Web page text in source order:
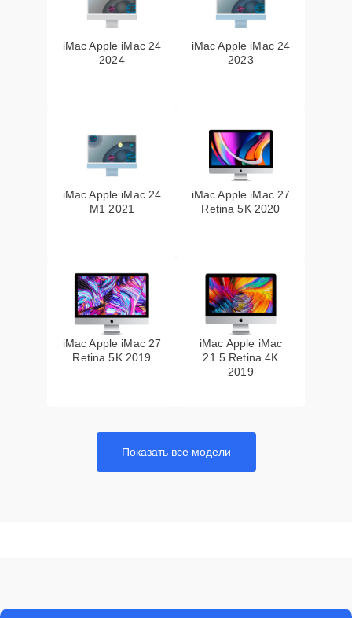
iMac Apple iMac 24
2024
iMac Apple iMac 24
2023
iMac Apple iMac 24
M1 2021
iMac Apple iMac 27
Retina 5K 2020
iMac Apple iMac 27
Retina 5K 2019
iMac Apple iMac
21.5 Retina 4K
2019
Показать все модели